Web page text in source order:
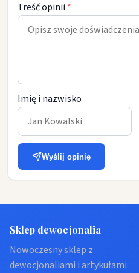
Treść opinii *
Imię i nazwisko
Wyślij opinię
Sklep dewocjonalia
Nowoczesny sklep z
dewocjonaliami i artykułami